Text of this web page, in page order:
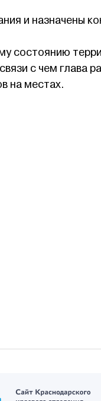
и назначены
состоянию
с чем глава
на местах.